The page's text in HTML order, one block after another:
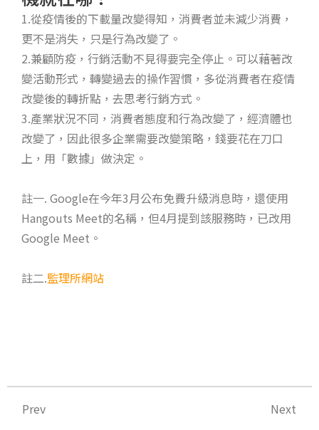
1.從疫情後的下載量改變得知，消費者並未減少消費，
更不是消失，只是行為改變了。
2.兼顧防疫，行銷活動不見得要完全停止。可以藉著改
變活動形式，轉變過去的操作習慣，多從消費者在疫情
改變後的轉折點，去思考行銷方式。
3.產業狀況不同，消費者態度和行為改變了，經濟體也
改變了，因此很多企業需要改變策略，錢要花在刀口
上，用「數據」做決定。
註一. Google在今年3月公布免費升級消息時，還使用
Hangouts Meet的名稱，但4月提到該服務時，已改用
Google Meet。
註二.監理所網站
Prev Next